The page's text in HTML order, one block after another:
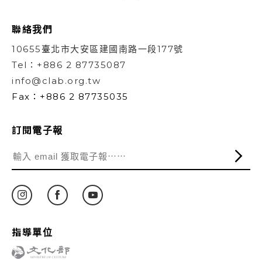
聯絡我們
10655臺北市大安區建國南路一段177號
Tel：+886 2 87735087
info@clab.org.tw
Fax：+886 2 87735035
訂閱電子報
指導單位